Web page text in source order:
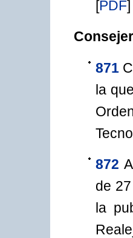
[PDF]
871
la
872
de
la